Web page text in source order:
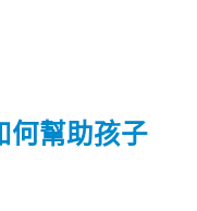
何幫助孩子